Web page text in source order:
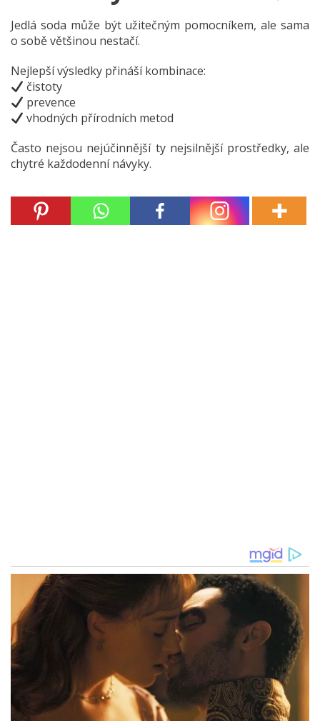
Jedlá soda může být užitečným pomocníkem, ale sama
o sobě většinou nestačí.
Nejlepší výsledky přináší kombinace:
čistoty
prevence
vhodných přírodních metod
Často nejsou nejúčinnější ty nejsilnější prostředky, ale
chytré každodenní návyky.